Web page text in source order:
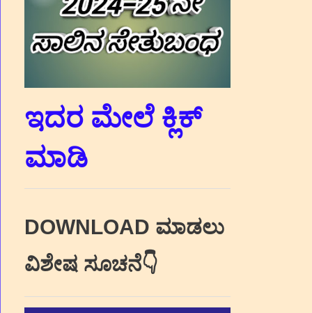
ಇದರ ಮೇಲೆ ಕ್ಲಿಕ್‌
ಮಾಡಿ
DOWNLOAD ಮಾಡಲು
ವಿಶೇಷ ಸೂಚನೆ👇